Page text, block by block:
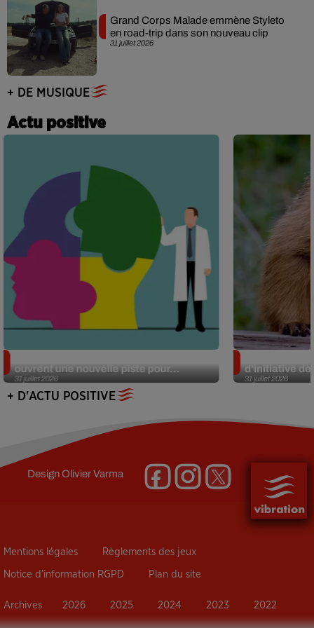
31 juillet 2026
Grand Corps Malade emmène Styleto
en road-trip dans son nouveau clip
+ DE MUSIQUE
Actu positive
31 juillet 2026
ouvrent une nouvelle piste pour...
31 juillet 2026
d’initiative
+ D'ACTU POSITIVE
DesignOlivier Varma
Mentions légales Règlements des jeux
Notice d’information RGPD Plan du site
Archives 2026 2025 2024 2023 2022